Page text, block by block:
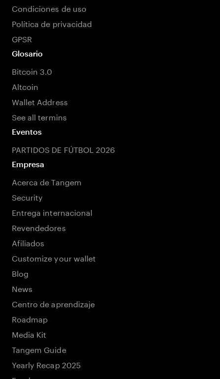
Condiciones de uso
Política de privacidad
GPSR
Glosario
Bitcoin 3.0
Altcoin
Wallet Address
See all termins
Eventos
PARTIDOS DE FÚTBOL 2026
Empresa
Acerca de Tangem
Security
Entrega internacional
Revendedores
Afiliados
Customize your wallet
Blog
News
Centro de aprendizaje
Roadmap
Media Kit
Tangem Guide
Yearly Recap 2025